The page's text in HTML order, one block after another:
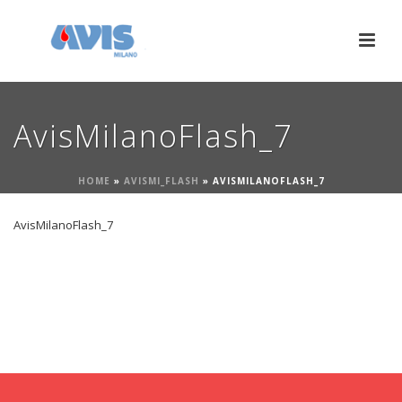
AvisMilanoFlash_7
HOME » AVISMI_FLASH » AVISMILANOFLASH_7
AvisMilanoFlash_7